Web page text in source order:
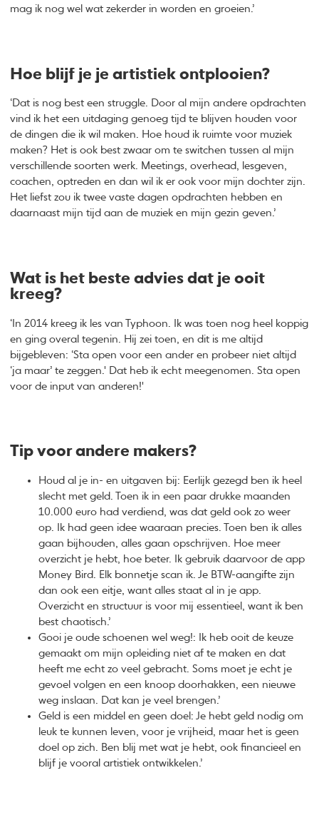
mag ik nog wel wat zekerder in worden en groeien.’
Hoe blijf je je artistiek ontplooien?
‘Dat is nog best een struggle. Door al mijn andere opdrachten
vind ik het een uitdaging genoeg tijd te blijven houden voor
de dingen die ik wil maken. Hoe houd ik ruimte voor muziek
maken? Het is ook best zwaar om te switchen tussen al mijn
verschillende soorten werk. Meetings, overhead, lesgeven,
coachen, optreden en dan wil ik er ook voor mijn dochter zijn.
Het liefst zou ik twee vaste dagen opdrachten hebben en
daarnaast mijn tijd aan de muziek en mijn gezin geven.’
Wat is het beste advies dat je ooit
kreeg?
‘In 2014 kreeg ik les van Typhoon. Ik was toen nog heel koppig
en ging overal tegenin. Hij zei toen, en dit is me altijd
bijgebleven: ‘Sta open voor een ander en probeer niet altijd
‘ja maar’ te zeggen.' Dat heb ik echt meegenomen. Sta open
voor de input van anderen!'
Tip voor andere makers?
Houd al je in- en uitgaven bij: Eerlijk gezegd ben ik heel
slecht met geld. Toen ik in een paar drukke maanden
10.000 euro had verdiend, was dat geld ook zo weer
op. Ik had geen idee waaraan precies. Toen ben ik alles
gaan bijhouden, alles gaan opschrijven. Hoe meer
overzicht je hebt, hoe beter. Ik gebruik daarvoor de app
Money Bird. Elk bonnetje scan ik. Je BTW-aangifte zijn
dan ook een eitje, want alles staat al in je app.
Overzicht en structuur is voor mij essentieel, want ik ben
best chaotisch.’
Gooi je oude schoenen wel weg!: Ik heb ooit de keuze
gemaakt om mijn opleiding niet af te maken en dat
heeft me echt zo veel gebracht. Soms moet je echt je
gevoel volgen en een knoop doorhakken, een nieuwe
weg inslaan. Dat kan je veel brengen.’
Geld is een middel en geen doel: Je hebt geld nodig om
leuk te kunnen leven, voor je vrijheid, maar het is geen
doel op zich. Ben blij met wat je hebt, ook financieel en
blijf je vooral artistiek ontwikkelen.’